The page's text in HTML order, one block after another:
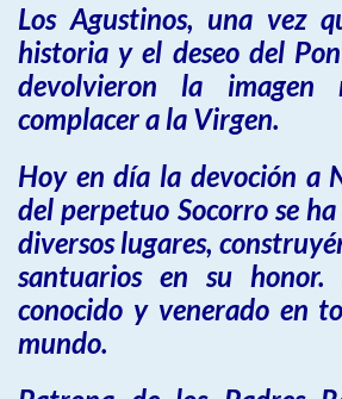
Los Agustinos, una vez
historia y el deseo del
devolvieron la imagen
complacer a la Virgen.
Hoy en día la devoción a
del perpetuo Socorro se
diversos lugares,
santuarios en su
conocido y venerado en
mundo.